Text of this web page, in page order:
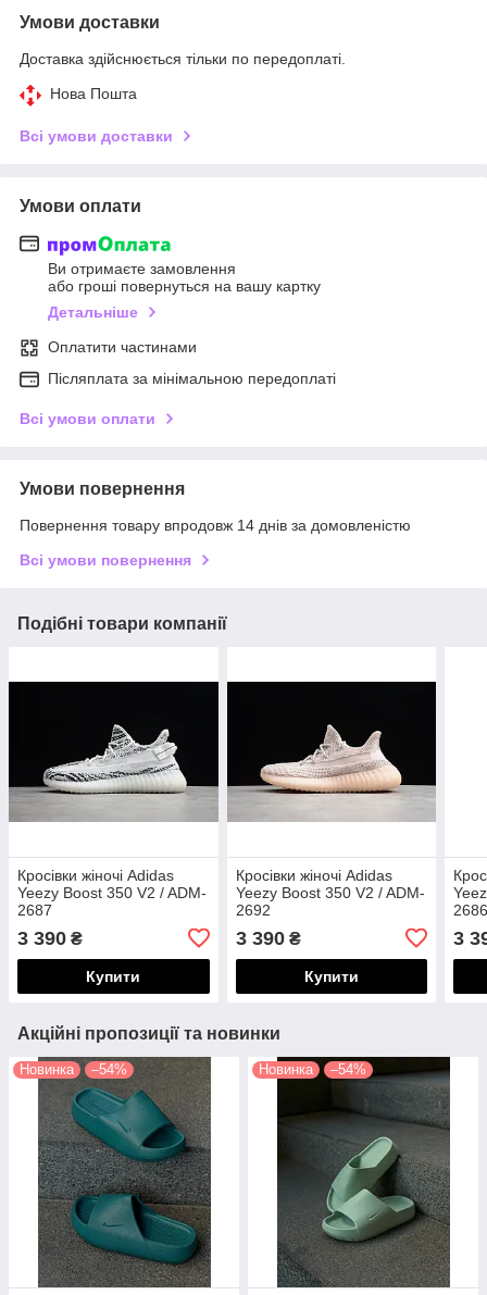
Умови доставки
Доставка здійснюється тільки по передоплаті.
Нова Пошта
Всі умови доставки
Умови оплати
Ви отримаєте замовлення
або гроші повернуться на вашу картку
Детальніше
Оплатити частинами
Післяплата за мінімальною передоплаті
Всі умови оплати
Умови повернення
Повернення товару впродовж 14 днів за домовленістю
Всі умови повернення
Подібні товари компанії
Кросівки жіночі Adidas
Yeezy Boost 350 V2 / ADM-
2687
3 390 ₴
Купити
Кросівки жіночі Adidas
Yeezy Boost 350 V2 / ADM-
2692
3 390₴
Купити
3
Акційні пропозиції та новинки
Новинка –54% Новинка –54%